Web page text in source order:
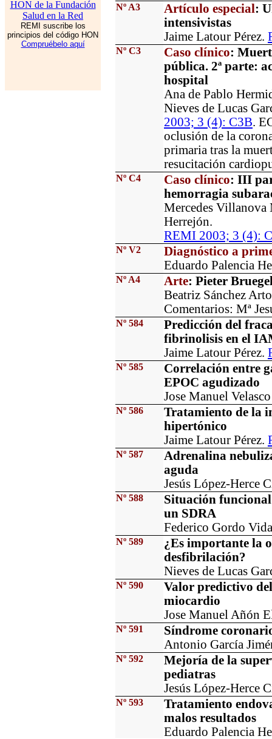
REMI suscribe los
principios del código HON
Compruébelo aquí
Nº A3 Artículo especial :
intensivistas
Jaime Latour Pérez.
Nº C3 Caso clínico:
pública. 2ª parte:
hospital
Ana de Pablo
Nieves de Lucas
2003; 3 (4): C3B.
oclusión de la
primaria tras la
resucitación
Nº C4 Caso clínico: III
hemorragia
Mercedes Villanova
Herrejón.
REMI 2003; 3 (4):
Nº V2
Diagnóstico a
Eduardo Palencia
Nº A4 Arte: Pieter
Beatriz Sánchez
Comentarios: Mª
Nº 584
Predicción del
fibrinolisis en el
Jaime Latour Pérez.
Nº 585
Correlación entre
EPOC agudizado
Jose Manuel
Nº 586
Tratamiento de la
hipertónico
Jaime Latour Pérez.
Nº 587
Adrenalina
aguda
Jesús López-Herce
Nº 588
Situación
un SDRA
Federico Gordo
Nº 589
¿Es importante la
desfibrilación?
Nieves de Lucas
Nº 590
Valor predictivo
miocardio
Jose Manuel Añón
Nº 591
Síndrome
Antonio García
Nº 592
Mejoría de la
pediatras
Jesús López-Herce
Nº 593
Tratamiento
malos resultados
Eduardo Palencia